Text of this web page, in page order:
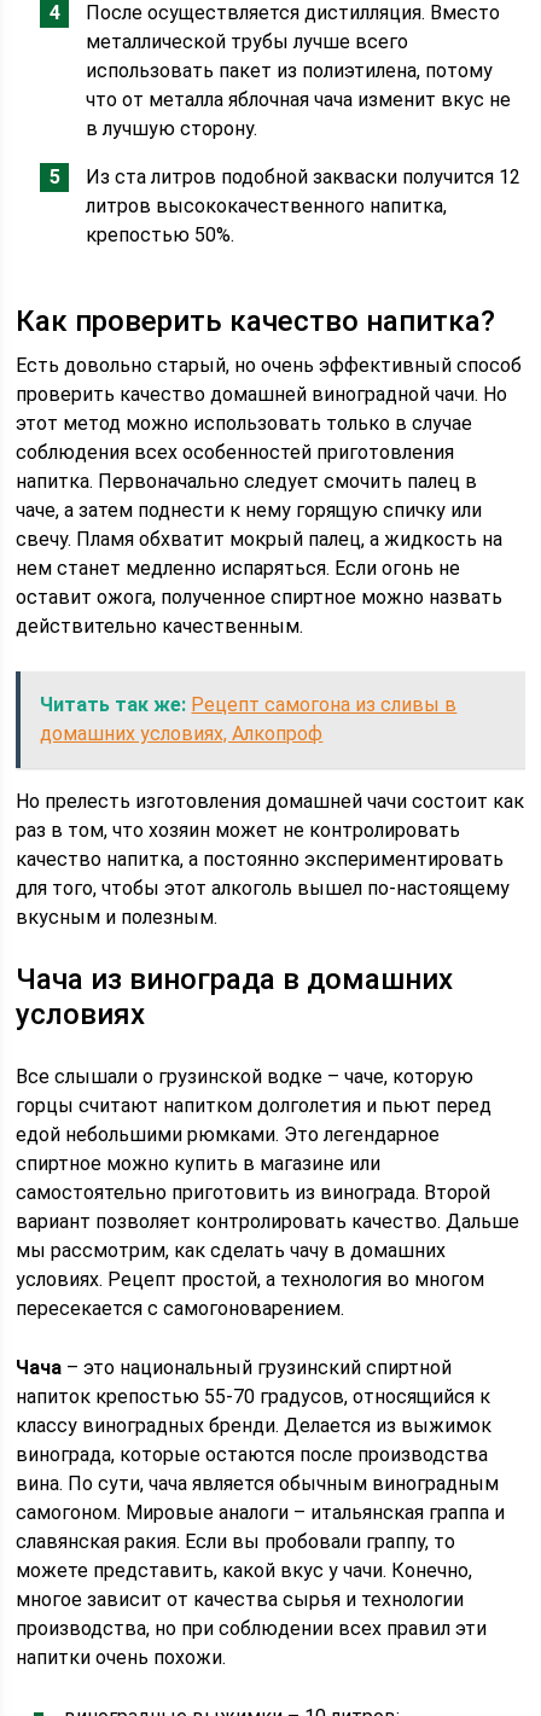
После осуществляется дистилляция. Вместо
металлической трубы лучше всего
использовать пакет из полиэтилена, потому
что от металла яблочная чача изменит вкус не
в лучшую сторону.
Из ста литров подобной закваски получится 12
литров высококачественного напитка,
крепостью 50%.
Как проверить качество напитка?
Есть довольно старый, но очень эффективный способ
проверить качество домашней виноградной чачи. Но
этот метод можно использовать только в случае
соблюдения всех особенностей приготовления
напитка. Первоначально следует смочить палец в
чаче, а затем поднести к нему горящую спичку или
свечу. Пламя обхватит мокрый палец, а жидкость на
нем станет медленно испаряться. Если огонь не
оставит ожога, полученное спиртное можно назвать
действительно качественным.
Читать так же: Рецепт самогона из сливы в
домашних условиях, Алкопроф
Но прелесть изготовления домашней чачи состоит как
раз в том, что хозяин может не контролировать
качество напитка, а постоянно экспериментировать
для того, чтобы этот алкоголь вышел по-настоящему
вкусным и полезным.
Чача из винограда в домашних
условиях
Все слышали о грузинской водке – чаче, которую
горцы считают напитком долголетия и пьют перед
едой небольшими рюмками. Это легендарное
спиртное можно купить в магазине или
самостоятельно приготовить из винограда. Второй
вариант позволяет контролировать качество. Дальше
мы рассмотрим, как сделать чачу в домашних
условиях. Рецепт простой, а технология во многом
пересекается с самогоноварением.
Чача – это национальный грузинский спиртной
напиток крепостью 55-70 градусов, относящийся к
классу виноградных бренди. Делается из выжимок
винограда, которые остаются после производства
вина. По сути, чача является обычным виноградным
самогоном. Мировые аналоги – итальянская граппа и
славянская ракия. Если вы пробовали граппу, то
можете представить, какой вкус у чачи. Конечно,
многое зависит от качества сырья и технологии
производства, но при соблюдении всех правил эти
напитки очень похожи.